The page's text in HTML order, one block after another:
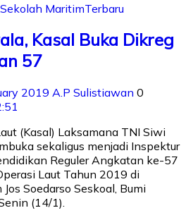
Sekolah MaritimTerbaru
Kasal Buka Dikreg
57
2019 A.P Sulistiawan 0
(Kasal) Laksamana TNI Siwi
sekaligus menjadi Inspektur
Reguler Angkatan ke-57
Laut Tahun 2019 di
Soedarso Seskoal, Bumi
(14/1).